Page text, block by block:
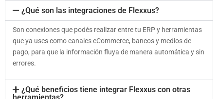
¿Qué son las integraciones de Flexxus?
Son conexiones que podés realizar entre tu ERP y herramientas
que ya uses como canales eCommerce, bancos y medios de
pago, para que la información fluya de manera automática y sin
errores.
¿Qué beneficios tiene integrar Flexxus con otras